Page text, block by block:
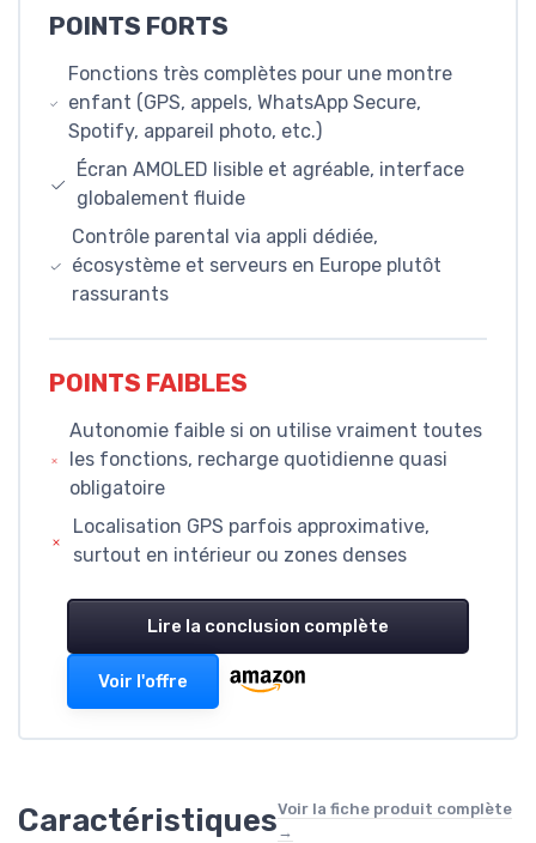
POINTS FORTS
Fonctions très complètes pour une montre
enfant (GPS, appels, WhatsApp Secure,
Spotify, appareil photo, etc.)
Écran AMOLED lisible et agréable, interface
globalement fluide
Contrôle parental via appli dédiée,
écosystème et serveurs en Europe plutôt
rassurants
POINTS FAIBLES
Autonomie faible si on utilise vraiment toutes
les fonctions, recharge quotidienne quasi
obligatoire
Localisation GPS parfois approximative,
surtout en intérieur ou zones denses
Lire la conclusion complète
Voir l'offre
CaractéristiquesVoir la fiche produit complète
→